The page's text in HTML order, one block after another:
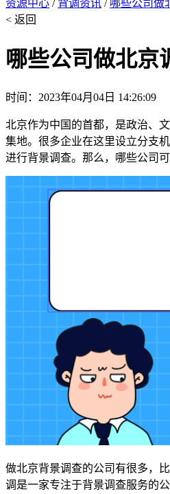
资源中心 / 背调资讯 / 哪些公司做
< 返回
哪些公司做北京
时间：2023年04月04日 14:26:09
北京作为中国的首都，是政治、
集地。很多企业在这里设立分支
进行背景调查。那么，哪些公司
做北京背景调查的公司有很多，
调是一家专注于背景调查服务的